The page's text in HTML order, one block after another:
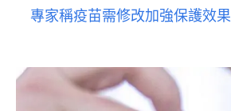
專家稱疫苗需修改加強保護效果